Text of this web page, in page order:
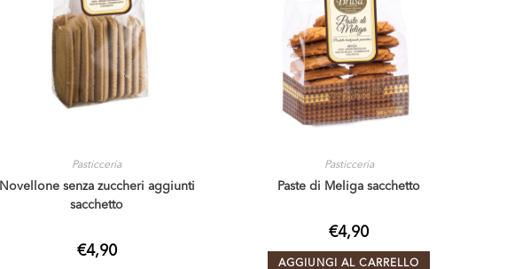
Pasticceria
Novellone senza zuccheri aggiunti
sacchetto
€4,90
Pasticceria
Paste di Meliga sacchetto
€4,90
AGGIUNGI AL CARRELLO